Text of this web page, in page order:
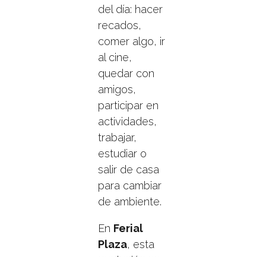
del día: hacer
recados,
comer algo, ir
al cine,
quedar con
amigos,
participar en
actividades,
trabajar,
estudiar o
salir de casa
para cambiar
de ambiente.
En Ferial
Plaza, esta